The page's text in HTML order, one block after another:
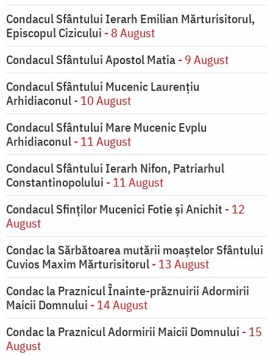
Condacul Sfântului Ierarh Emilian Mărturisitorul,
Episcopul Cizicului - 8 August
Condacul Sfântului Apostol Matia- 9 August
Condacul Sfântului Mucenic Laurențiu
Arhidiaconul- 10 August
Condacul Sfântului Mare Mucenic Evplu
Arhidiaconul- 11 August
Condacul Sfântului Ierarh Nifon, Patriarhul
Constantinopolului - 11 August
Condacul Sfinţilor Mucenici Fotie şi Anichit - 12
August
Condac la Sărbătoarea mutării moaştelor Sfântului
Cuvios Maxim Mărturisitorul- 13 August
Condac la Praznicul Înainte-prăznuirii Adormirii
Maicii Domnului - 14 August
Condac la Praznicul Adormirii Maicii Domnului - 15
August